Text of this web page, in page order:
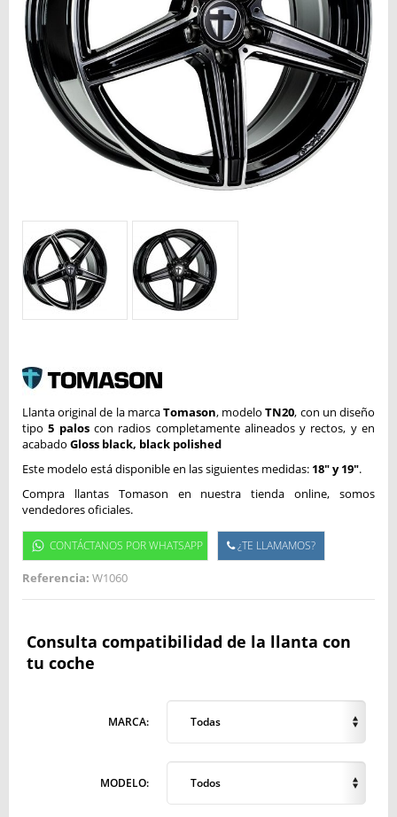
Llanta original de la marcaTomason, modeloTN20, con un diseño
tipo5 palos con radios completamente alineados y rectos, y en
acabado Gloss black, black polished
Este modelo está disponible en las siguientes medidas: 18" y 19".
Compra llantas Tomason en nuestra tienda online, somos
vendedores oficiales.
CONTÁCTANOS POR WHATSAPP ¿TE LLAMAMOS?
Referencia: W1060
Consulta compatibilidad de la llanta con
tu coche
MARCA: Todas
MODELO: Todos